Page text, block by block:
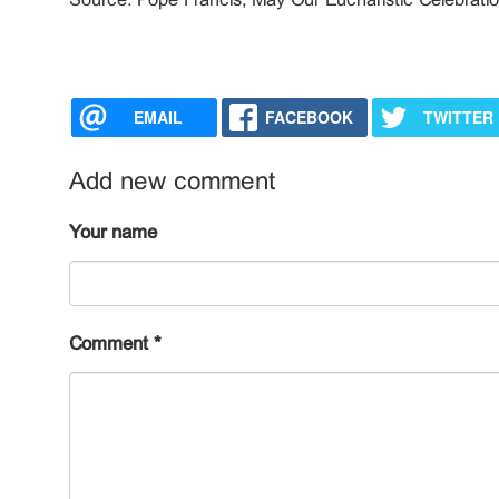
EMAIL FACEBOOK TWITTER
Add new comment
Your name
Comment*